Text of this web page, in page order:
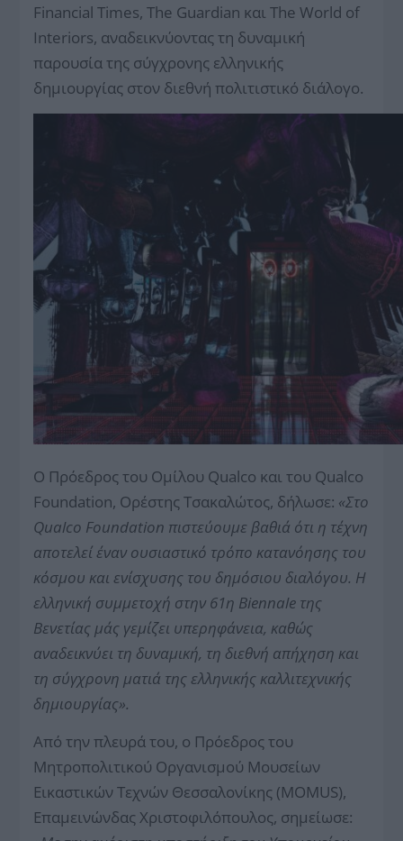
Financial Times, The Guardian και The World of
Interiors, αναδεικνύοντας τη δυναμική
παρουσία της σύγχρονης ελληνικής
δημιουργίας στον διεθνή πολιτιστικό διάλογο.
Ο Πρόεδρος του Ομίλου Qualco και του Qualco
Foundation, Ορέστης Τσακαλώτος, δήλωσε: «Στο
Qualco Foundation πιστεύουμε βαθιά ότι η τέχνη
αποτελεί έναν ουσιαστικό τρόπο κατανόησης του
κόσμου και ενίσχυσης του δημόσιου διαλόγου. Η
ελληνική συμμετοχή στην 61η Biennale της
Βενετίας μάς γεμίζει υπερηφάνεια, καθώς
αναδεικνύει τη δυναμική, τη διεθνή απήχηση και
τη σύγχρονη ματιά της ελληνικής καλλιτεχνικής
δημιουργίας».
Από την πλευρά του, ο Πρόεδρος του
Μητροπολιτικού Οργανισμού Μουσείων
Εικαστικών Τεχνών Θεσσαλονίκης (MOMUS),
Επαμεινώνδας Χριστοφιλόπουλος, σημείωσε: